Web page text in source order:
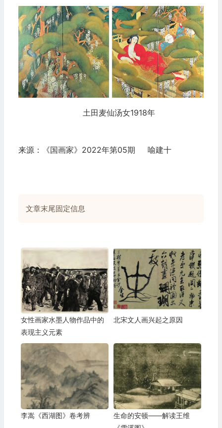
土田麦仙汤女1918年
来源：《国画家》2022年第05期 喻建十
文章末尾固定信息
女性画家水墨人物作品中的
表现主义元素
北宋文人画兴起之原因
李嵩《西湖图》卷考辨
生命的安顿——解读王维